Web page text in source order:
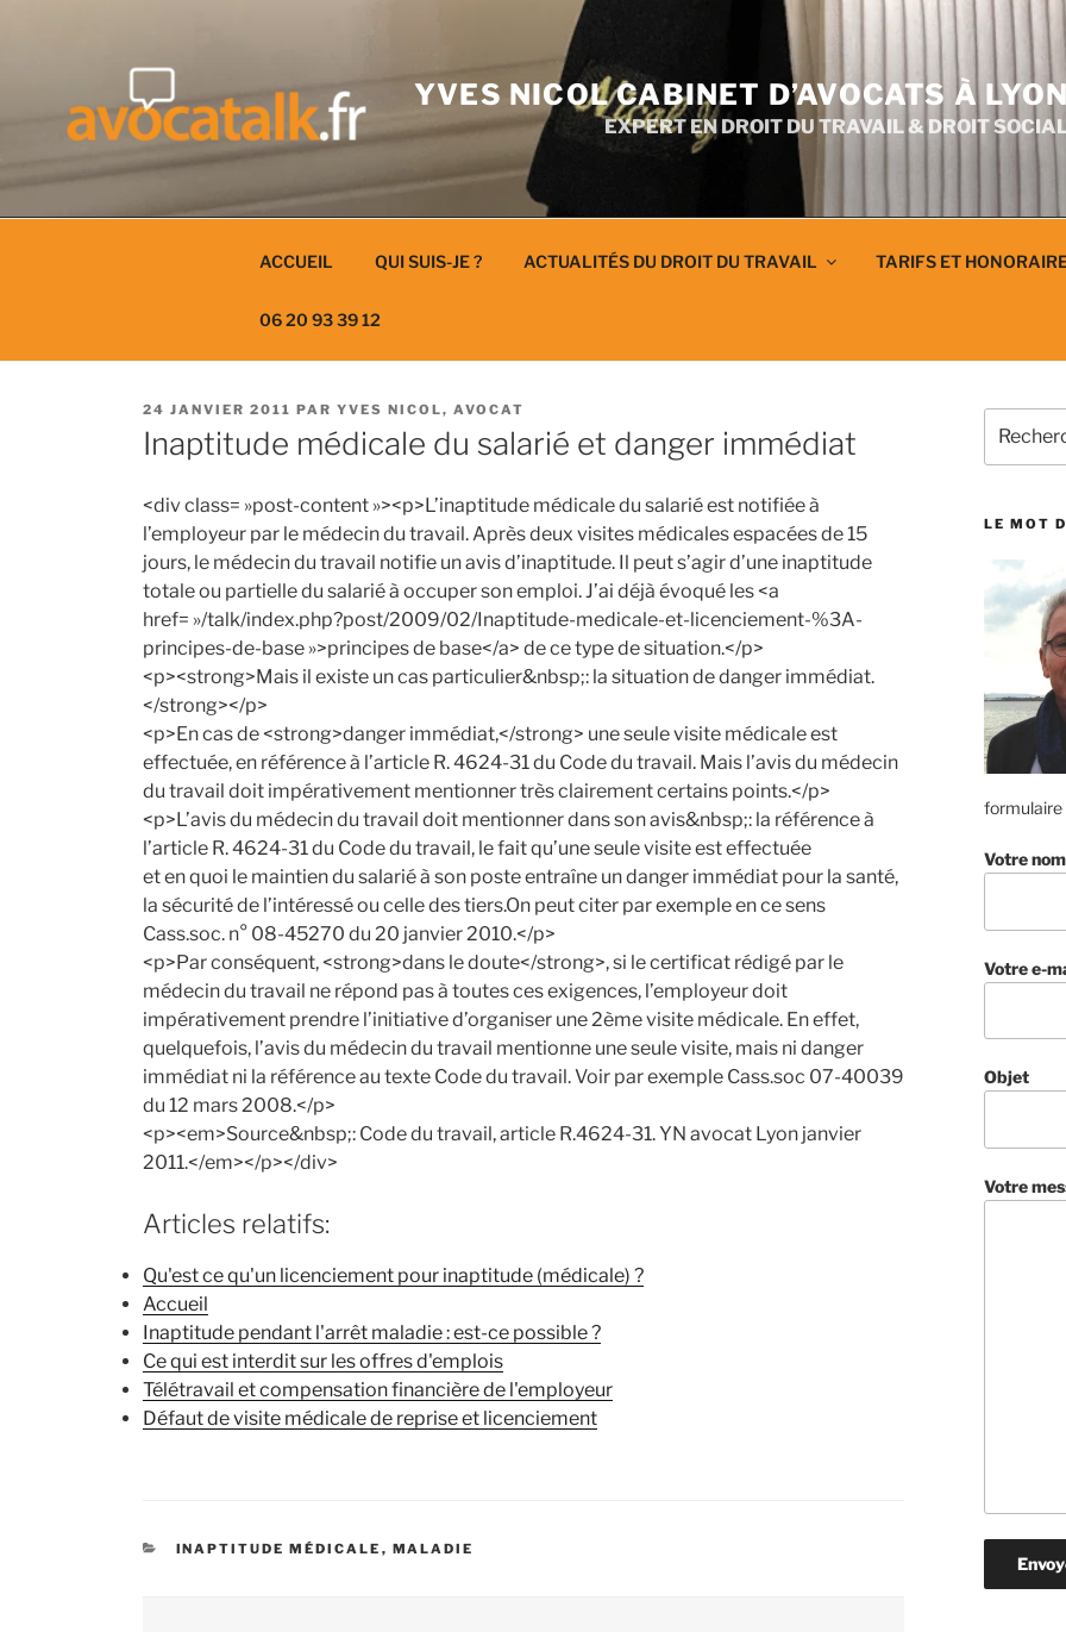
YVES NICOL CABINET D’AVOCATS À
EXPERT EN DROIT DU TRAVAIL & DROIT
ACCUEIL QUI SUIS-JE ? ACTUALITÉS DU DROIT DU TRAVAIL TARIFS ET
06 20 93 39 12
PUBLIÉ
LE
24 JANVIER 2011 PAR YVES NICOL, AVOCAT
Inaptitude médicale du salarié et danger immédiat
<div class= »post-content »><p>L’inaptitude médicale du salarié est notifiée à
l’employeur par le médecin du travail. Après deux visites médicales espacées de 15
jours, le médecin du travail notifie un avis d’inaptitude. Il peut s’agir d’une inaptitude
totale ou partielle du salarié à occuper son emploi. J’ai déjà évoqué les <a
href= »/talk/index.php?post/2009/02/Inaptitude-medicale-et-licenciement-%3A-
principes-de-base »>principes de base</a> de ce type de situation.</p>
<p><strong>Mais il existe un cas particulier&nbsp;: la situation de danger immédiat.
</strong></p>
<p>En cas de <strong>danger immédiat,</strong> une seule visite médicale est
effectuée, en référence à l’article R. 4624-31 du Code du travail. Mais l’avis du médecin
du travail doit impérativement mentionner très clairement certains points.</p>
<p>L’avis du médecin du travail doit mentionner dans son avis&nbsp;: la référence à
l’article R. 4624-31 du Code du travail, le fait qu’une seule visite est effectuée
et en quoi le maintien du salarié à son poste entraîne un danger immédiat pour la santé,
la sécurité de l’intéressé ou celle des tiers.On peut citer par exemple en ce sens
Cass.soc. n° 08-45270 du 20 janvier 2010.</p>
<p>Par conséquent, <strong>dans le doute</strong>, si le certificat rédigé par le
médecin du travail ne répond pas à toutes ces exigences, l’employeur doit
impérativement prendre l’initiative d’organiser une 2ème visite médicale. En effet,
quelquefois, l’avis du médecin du travail mentionne une seule visite, mais ni danger
immédiat ni la référence au texte Code du travail. Voir par exemple Cass.soc 07-40039
du 12 mars 2008.</p>
<p><em>Source&nbsp;: Code du travail, article R.4624-31. YN avocat Lyon janvier
2011.</em></p></div>
Articles relatifs:
Qu'est ce qu'un licenciement pour inaptitude (médicale) ?
Accueil
Inaptitude pendant l'arrêt maladie : est-ce possible ?
Ce qui est interdit sur les offres d'emplois
Télétravail et compensation financière de l'employeur
Défaut de visite médicale de reprise et licenciement
CATÉGORIES
INAPTITUDE MÉDICALE , MALADIE
pour
LE MOT
formulaire
Votre nom
Votre e-
Objet
Votre